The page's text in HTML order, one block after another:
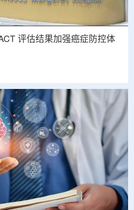
评估结果加强癌症防控体